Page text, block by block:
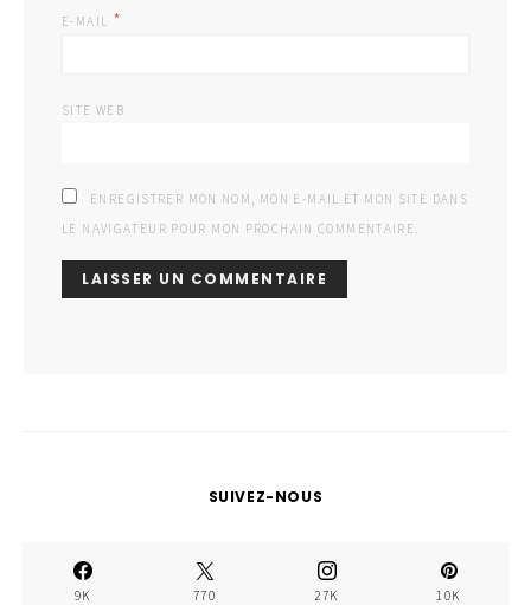
E-MAIL *
SITE WEB
ENREGISTRER MON NOM, MON E-MAIL ET MON SITE DANS
LE NAVIGATEUR POUR MON PROCHAIN COMMENTAIRE.
SUIVEZ-NOUS
9K 770 27K 10K